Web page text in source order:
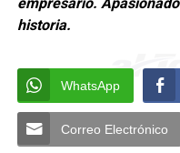
historia.
WhatsApp
Correo Electrónico